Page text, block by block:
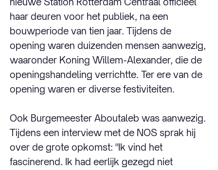
haar deuren voor het publiek, na een
bouwperiode van tien jaar. Tijdens de
opening waren duizenden mensen aanwezig,
waaronder Koning Willem-Alexander, die de
openingshandeling verrichtte. Ter ere van de
opening waren er diverse festiviteiten.
Ook Burgemeester Aboutaleb was aanwezig.
Tijdens een interview met de NOS sprak hij
over de grote opkomst: "Ik vind het
fascinerend. Ik had eerlijk gezegd niet